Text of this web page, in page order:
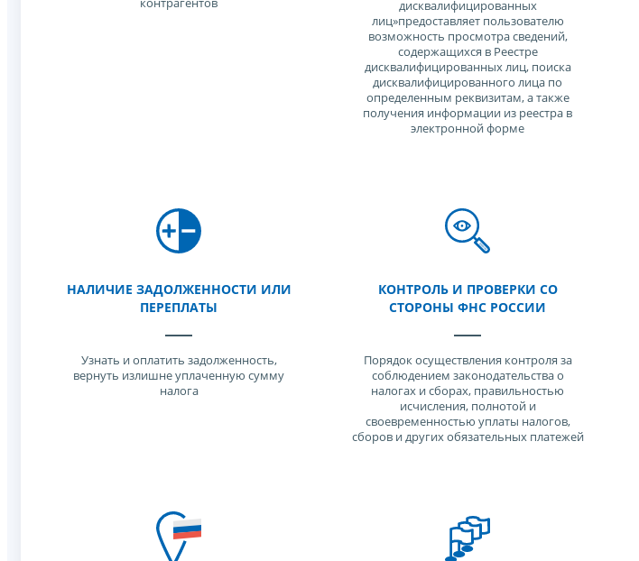
дисквалифицированных
лиц»предоставляет пользователю
возможность просмотра сведений,
содержащихся в Реестре
дисквалифицированных лиц, поиска
дисквалифицированного лица по
определенным реквизитам, а также
получения информации из реестра в
электронной форме
НАЛИЧИЕ ЗАДОЛЖЕННОСТИ ИЛИ
ПЕРЕПЛАТЫ
Узнать и оплатить задолженность,
вернуть излишне уплаченную сумму
налога
КОНТРОЛЬ И ПРОВЕРКИ СО
СТОРОНЫ ФНС РОССИИ
Порядок осуществления контроля за
соблюдением законодательства о
налогах и сборах, правильностью
исчисления, полнотой и
своевременностью уплаты налогов,
сборов и других обязательных платежей